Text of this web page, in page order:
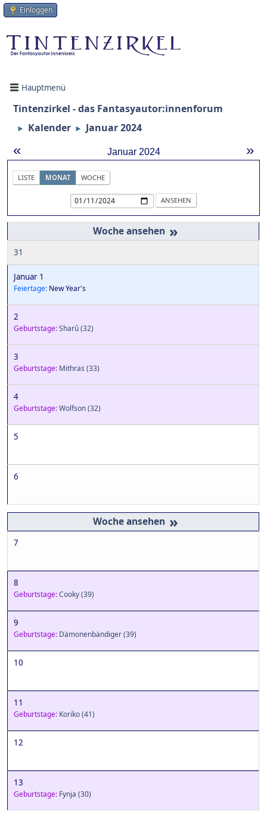
Einloggen
Hauptmenü
Tintenzirkel - das Fantasyautor:innenforum
► Kalender ► Januar 2024
« »
Januar 2024
LISTE MONAT WOCHE
»
31
Januar 1
Feiertage: New Year's
2
Geburtstage:Sharû(32)
3
Geburtstage: Mithras (33)
4
Geburtstage:Wolfson(32)
5
6
»
7
8
Geburtstage:Cooky(39)
9
Geburtstage: Dämonenbändiger(39)
10
11
Geburtstage: Koriko(41)
12
13
Geburtstage: Fynja (30)